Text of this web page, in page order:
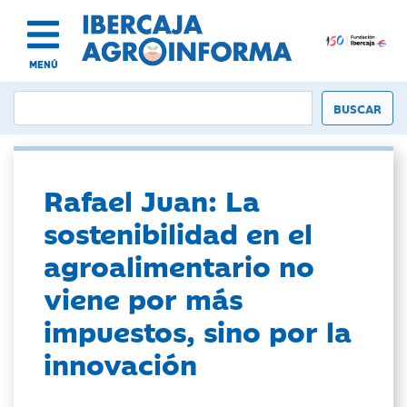
MENÚ
Rafael Juan: La
sostenibilidad en el
agroalimentario no
viene por más
impuestos, sino por la
innovación